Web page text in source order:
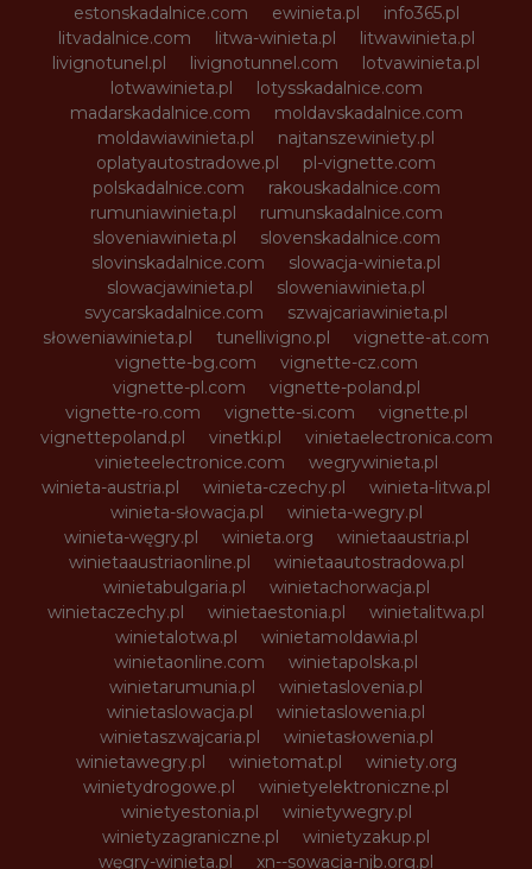
estonskadalnice.com
ewinieta.pl
info365.pl
litvadalnice.com
litwa-winieta.pl
litwawinieta.pl
livignotunel.pl
livignotunnel.com
lotvawinieta.pl
lotwawinieta.pl
lotysskadalnice.com
madarskadalnice.com
moldavskadalnice.com
moldawiawinieta.pl
najtanszewiniety.pl
oplatyautostradowe.pl
pl-vignette.com
polskadalnice.com
rakouskadalnice.com
rumuniawinieta.pl
rumunskadalnice.com
sloveniawinieta.pl
slovenskadalnice.com
slovinskadalnice.com
slowacja-winieta.pl
slowacjawinieta.pl
sloweniawinieta.pl
svycarskadalnice.com
szwajcariawinieta.pl
słoweniawinieta.pl
tunellivigno.pl
vignette-at.com
vignette-bg.com
vignette-cz.com
vignette-pl.com
vignette-poland.pl
vignette-ro.com
vignette-si.com
vignette.pl
vignettepoland.pl
vinetki.pl
vinietaelectronica.com
vinieteelectronice.com
wegrywinieta.pl
winieta-austria.pl
winieta-czechy.pl
winieta-litwa.pl
winieta-słowacja.pl
winieta-wegry.pl
winieta-węgry.pl
winieta.org
winietaaustria.pl
winietaaustriaonline.pl
winietaautostradowa.pl
winietabulgaria.pl
winietachorwacja.pl
winietaczechy.pl
winietaestonia.pl
winietalitwa.pl
winietalotwa.pl
winietamoldawia.pl
winietaonline.com
winietapolska.pl
winietarumunia.pl
winietaslovenia.pl
winietaslowacja.pl
winietaslowenia.pl
winietaszwajcaria.pl
winietasłowenia.pl
winietawegry.pl
winietomat.pl
winiety.org
winietydrogowe.pl
winietyelektroniczne.pl
winietyestonia.pl
winietywegry.pl
winietyzagraniczne.pl
winietyzakup.pl
węgry-winieta.pl
xn--sowacja-njb.org.pl